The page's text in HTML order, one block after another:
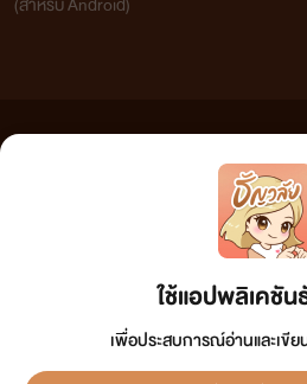
ใช้แอปพลิเคชั
เพื่อประสบการณ์อ่านและเขี
เว็บไซต์แห่งนี้ไม่ได้เห็นด้วยและไม่ขอรับผิดชอบต่อข้อความใ
วิจารณญาณในการกลั่นกรองด้วยตนเอง และหากท่านพบข้อ
กรุณาแจ้งมาที่ tunwalai@ookbee.com เพื่อทีมงานจะได้ด
ลิขสิทธิ์ตามพระราชบัญญัติลิขสิทธิ์ (ฉบับเพิ่มเติม) พ.ศ.2558